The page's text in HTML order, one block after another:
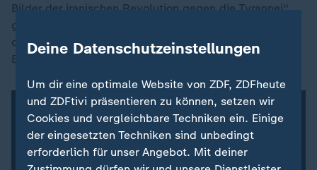
Bilder der iranischen Revolution gegen die Tyrannei"
gefeiert. Ein anderer Nutzer kommentiert: "Das Ende
der Unterdrückung im islamischen Iran beginnt hier.
Eine freie Frau - keine Burka, keine Scharia."
Deine Datenschutzeinstellungen
Um dir eine optimale Website von ZDF, ZDFheute
und ZDFtivi präsentieren zu können, setzen wir
Cookies und vergleichbare Techniken ein. Einige
der eingesetzten Techniken sind unbedingt
erforderlich für unser Angebot. Mit deiner